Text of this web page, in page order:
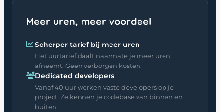
Meer uren, meer voordeel
Scherper tarief bij meer uren
Het uurtarief daalt naarmate je meer uren
afneemt. Geen verborgen kosten.
Dedicated developers
Vanaf 40 uur werken vaste developers op je
project. Ze kennen je codebase van binnen en
buiten.